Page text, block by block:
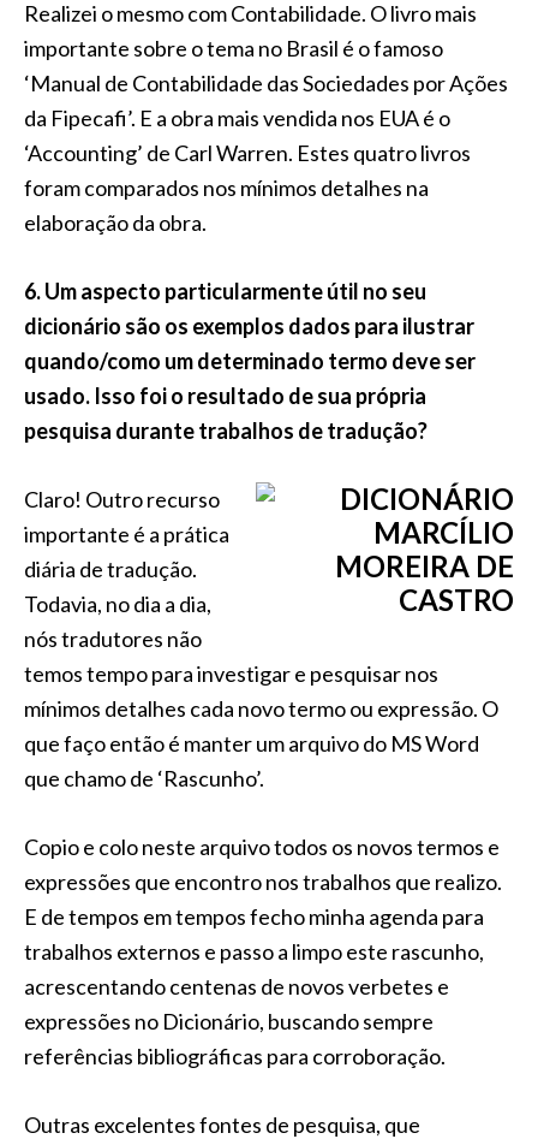
Realizei o mesmo com Contabilidade. O livro mais
importante sobre o tema no Brasil é o famoso
‘Manual de Contabilidade das Sociedades por Ações
da Fipecafi’. E a obra mais vendida nos EUA é o
‘Accounting’ de Carl Warren. Estes quatro livros
foram comparados nos mínimos detalhes na
elaboração da obra.
6. Um aspecto particularmente útil no seu
dicionário são os exemplos dados para ilustrar
quando/como um determinado termo deve ser
usado. Isso foi o resultado de sua própria
pesquisa durante trabalhos de tradução?
Claro! Outro recurso
importante é a prática
diária de tradução.
Todavia, no dia a dia,
nós tradutores não
temos tempo para investigar e pesquisar nos
mínimos detalhes cada novo termo ou expressão. O
que faço então é manter um arquivo do MS Word
que chamo de ‘Rascunho’.
Copio e colo neste arquivo todos os novos termos e
expressões que encontro nos trabalhos que realizo.
E de tempos em tempos fecho minha agenda para
trabalhos externos e passo a limpo este rascunho,
acrescentando centenas de novos verbetes e
expressões no Dicionário, buscando sempre
referências bibliográficas para corroboração.
Outras excelentes fontes de pesquisa, que